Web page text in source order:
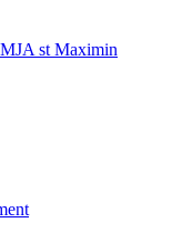
st Maximin